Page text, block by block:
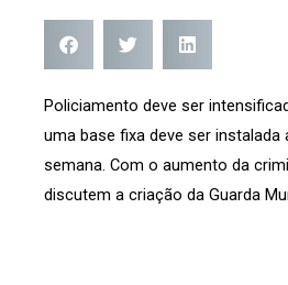
Policiamento deve ser
uma base fixa deve ser
semana. Com o aumento da
discutem a criação da Guarda